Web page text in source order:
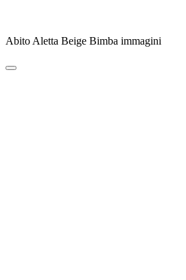
Abito Aletta Beige Bimba immagini